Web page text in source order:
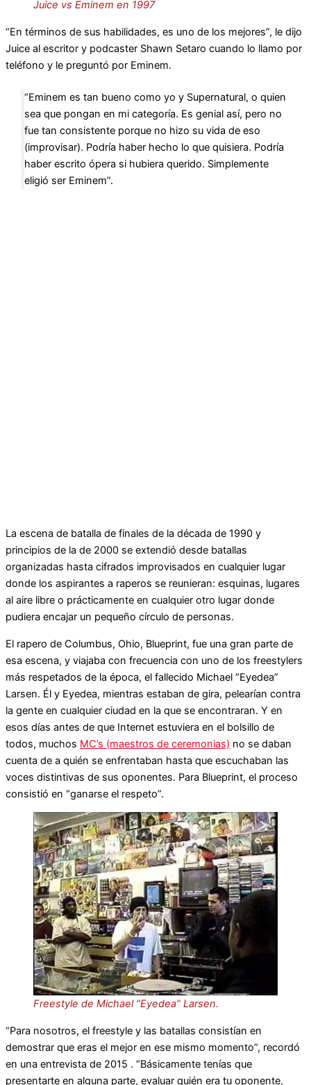
Juice vs Eminem en 1997
“En términos de sus habilidades, es uno de los mejores”, le dijo
Juice al escritor y podcaster Shawn Setaro cuando lo llamo por
teléfono y le preguntó por Eminem.
“Eminem es tan bueno como yo y Supernatural, o quien
sea que pongan en mi categoría. Es genial así, pero no
fue tan consistente porque no hizo su vida de eso
(improvisar). Podría haber hecho lo que quisiera. Podría
haber escrito ópera si hubiera querido. Simplemente
eligió ser Eminem”.
La escena de batalla de finales de la década de 1990 y
principios de la de 2000 se extendió desde batallas
organizadas hasta cifrados improvisados ​​en cualquier lugar
donde los aspirantes a raperos se reunieran: esquinas, lugares
al aire libre o prácticamente en cualquier otro lugar donde
pudiera encajar un pequeño círculo de personas.
El rapero de Columbus, Ohio, Blueprint, fue una gran parte de
esa escena, y viajaba con frecuencia con uno de los freestylers
más respetados de la época, el fallecido Michael “Eyedea”
Larsen. Él y Eyedea, mientras estaban de gira, pelearían contra
la gente en cualquier ciudad en la que se encontraran. Y en
esos días antes de que Internet estuviera en el bolsillo de
todos, muchos MC’s (maestros de ceremonias) no se daban
cuenta de a quién se enfrentaban hasta que escuchaban las
voces distintivas de sus oponentes. Para Blueprint, el proceso
consistió en “ganarse el respeto”.
Freestyle de Michael “Eyedea” Larsen.
“Para nosotros, el freestyle y las batallas consistían en
demostrar que eras el mejor en ese mismo momento”, recordó
en una entrevista de 2015 . “Básicamente tenías que
presentarte en alguna parte, evaluar quién era tu oponente,